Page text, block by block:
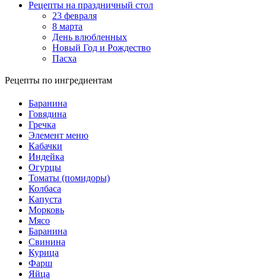
Рецепты на праздничный стол
23 февраля
8 марта
День влюбленных
Новый Год и Рождество
Пасха
Рецепты по ингредиентам
Баранина
Говядина
Гречка
Элемент меню
Кабачки
Индейка
Огурцы
Томаты (помидоры)
Колбаса
Капуста
Морковь
Мясо
Баранина
Свинина
Курица
Фарш
Яйца